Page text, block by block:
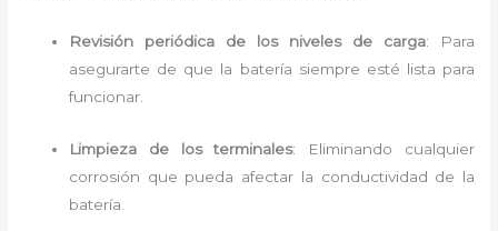
Revisión periódica de los niveles de carga: Para
asegurarte de que la batería siempre esté lista para
funcionar.
Limpieza de los terminales: Eliminando cualquier
corrosión que pueda afectar la conductividad de la
batería.